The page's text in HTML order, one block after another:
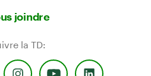
joindre
la TD: